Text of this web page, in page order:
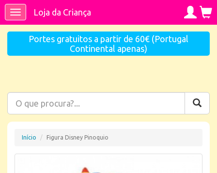
ToggleLoja da Criança
Portes gratuitos a partir de 60€ (Portugal
Continental apenas)
Início Figura Disney Pinoquio